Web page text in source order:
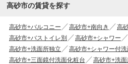
高砂市の賃貸を探す
高砂市+バルコニー 高砂市+南向き
高
高砂市+バストイレ別
高砂市+シャワー
高砂市+洗面所独立
高砂市+シャワー付洗
高砂市+三面鏡付洗面化粧台
高砂市+洗